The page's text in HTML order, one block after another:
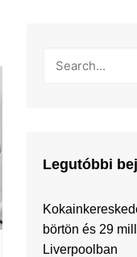
Legutóbbi
börtön és 29
Liverpoolban